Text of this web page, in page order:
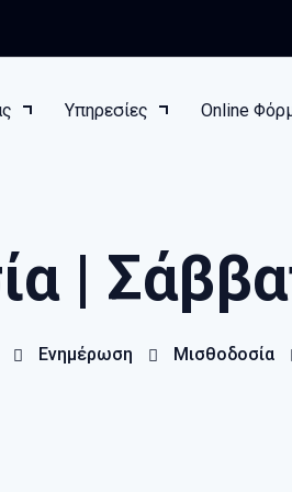
Υπηρεσίες Online
|
Ενημέρωση Μισθοδοσία